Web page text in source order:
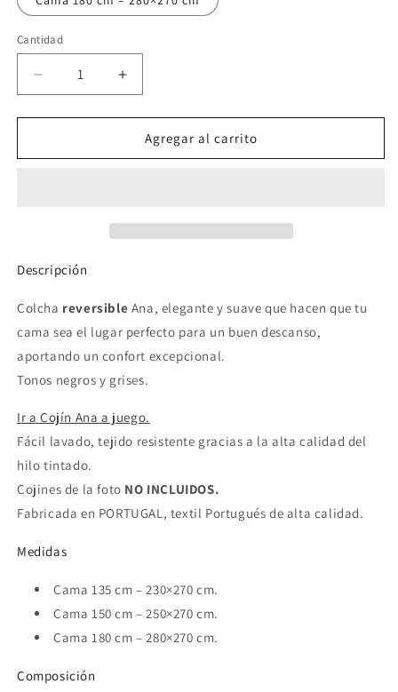
Cantidad
Reducir
cantidad
para
reversible
Aumentar
cantidad
para
Colcha
reversible
Agregar al carrito
Descripción
Colcha reversible Ana, elegante y suave que hacen que tu
cama sea el lugar perfecto para un buen descanso,
aportando un confort excepcional.
Tonos negros y grises.
Ir a Cojín Ana a juego.
Fácil lavado, tejido resistente gracias a la alta calidad del
hilo tintado.
Cojines de la foto NO INCLUIDOS.
Fabricada en PORTUGAL, textil Portugués de alta calidad.
Medidas
Cama 135 cm – 230×270 cm.
Cama 150 cm – 250×270 cm.
Cama 180 cm – 280×270 cm.
Composición